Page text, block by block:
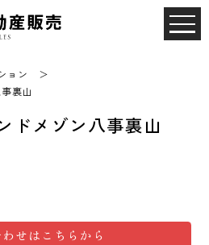
ョン
裏山
ドメゾン八事裏山
せはこちらから